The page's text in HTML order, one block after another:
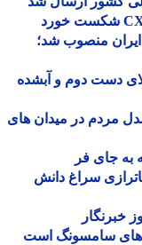
منصوب شد؛
17 مرداد 1405 / طلای دست دوم و آبشده
مردم در میدان های
جای فر
سراغ دانش